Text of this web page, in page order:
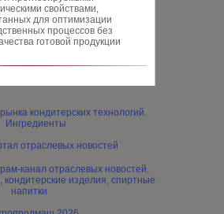
свойствами,
для опти­мизации
процес­сов без
готовой про­дукции